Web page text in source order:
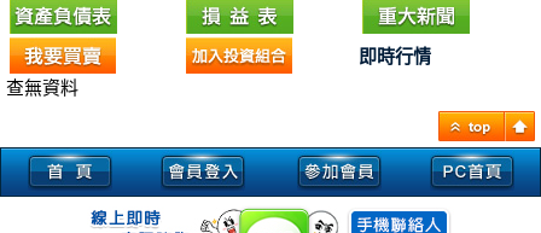
即時行情
查無資料